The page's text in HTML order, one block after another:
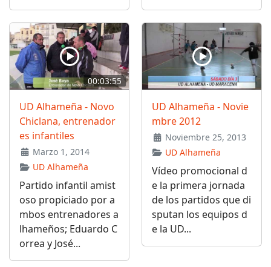
00:03:55
UD Alhameña - Novo
Chiclana, entrenador
es infantiles
Marzo 1, 2014
UD Alhameña
Partido infantil amist
oso propiciado por a
mbos entrenadores a
lhameños; Eduardo C
orrea y José...
UD Alhameña - Novie
mbre 2012
Noviembre 25, 2013
UD Alhameña
Vídeo promocional d
e la primera jornada
de los partidos que di
sputan los equipos d
e la UD...